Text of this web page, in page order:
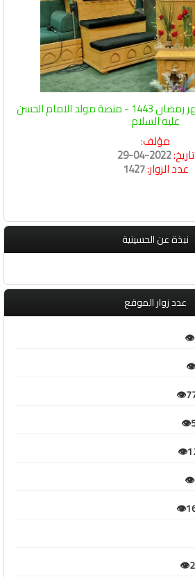
من فعاليات الحسينية شهر رمضان 1443 - منصة مولد الامام الحسن
عليه السلام
مؤلف:
تاريخ:2022-04-29
عدد الزوار:1427
نبذة عن الحسينية
عدد زوار الموقع